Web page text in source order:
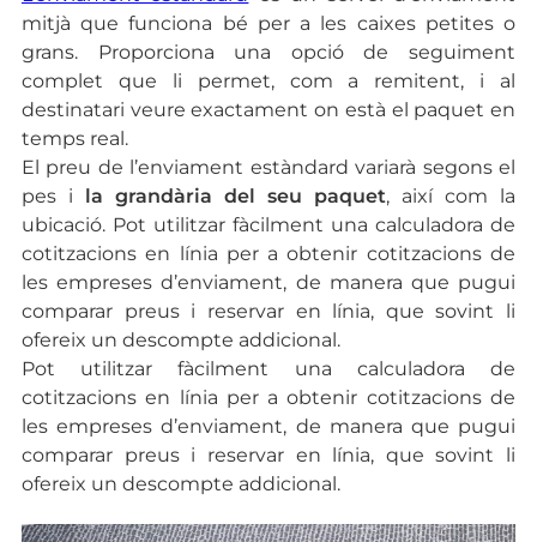
mitjà que funciona bé per a les caixes petites o
grans. Proporciona una opció de seguiment
complet que li permet, com a remitent, i al
destinatari veure exactament on està el paquet en
temps real.
El preu de l’enviament estàndard variarà segons el
pes i la grandària del seu paquet, així com la
ubicació. Pot utilitzar fàcilment una calculadora de
cotitzacions en línia per a obtenir cotitzacions de
les empreses d’enviament, de manera que pugui
comparar preus i reservar en línia, que sovint li
ofereix un descompte addicional.
Pot utilitzar fàcilment una calculadora de
cotitzacions en línia per a obtenir cotitzacions de
les empreses d’enviament, de manera que pugui
comparar preus i reservar en línia, que sovint li
ofereix un descompte addicional.